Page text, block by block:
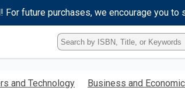
For future purchases, we encourage you to
Type
ISBN,
Title,
Keyword
and Technology Business and